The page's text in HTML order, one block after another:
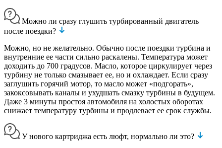
Можно ли сразу глушить турбированный двигатель
после поездки?
Можно, но не желательно. Обычно после поездки турбина и
внутренние ее части сильно раскалены. Температура может
доходить до 700 градусов. Масло, которое циркулирует через
турбину не только смазывает ее, но и охлаждает. Если сразу
заглушить горячий мотор, то масло может «подгорать»,
закоксовывать каналы и ухудшать смазку турбины в будущем.
Даже 3 минуты простоя автомобиля на холостых оборотах
снижает температуру турбины и продлевает ее срок службы.
У нового картриджа есть люфт, нормально ли это?